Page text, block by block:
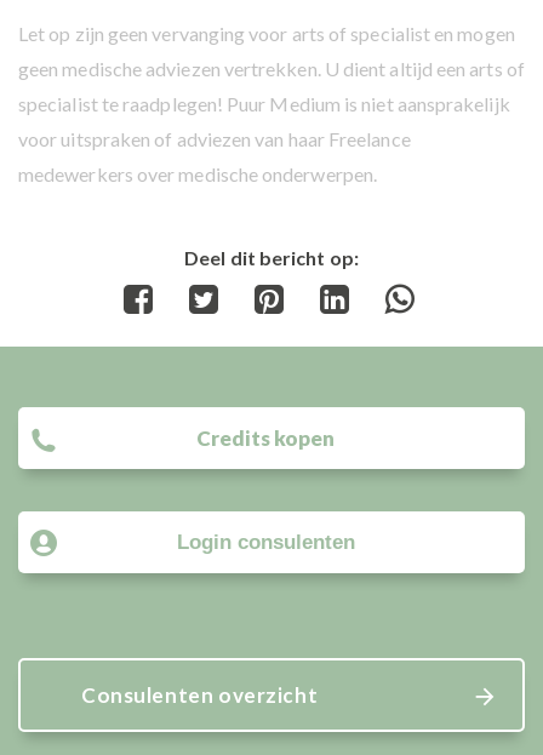
Let op zijn geen vervanging voor arts of specialist en mogen
geen medische adviezen vertrekken. U dient altijd een arts of
specialist te raadplegen! Puur Medium is niet aansprakelijk
voor uitspraken of adviezen van haar Freelance
medewerkers over medische onderwerpen.
Deel dit bericht op:
Share
Share
Share
Share
Credits kopen
Login consulenten
Consulenten overzicht